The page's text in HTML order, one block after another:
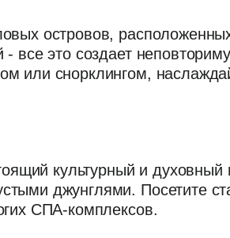
островов,
все это создает
или снорклингом,
культурный и
джунглями. Посетите
СПА-комплексов.